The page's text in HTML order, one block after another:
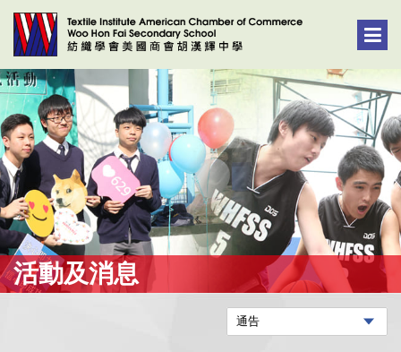
活動及消息